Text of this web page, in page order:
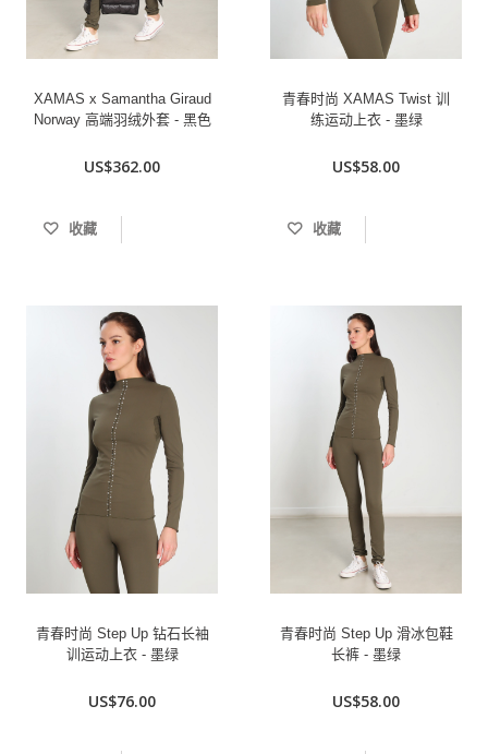
XAMAS x Samantha Giraud
Norway 高端羽绒外套 - 黑色
US$362.00
收藏
青春时尚 XAMAS Twist 训
练运动上衣 - 墨绿
US$58.00
收藏
青春时尚 Step Up 钻石长袖
训运动上衣 - 墨绿
US$76.00
青春时尚 Step Up 滑冰包鞋
长裤 - 墨绿
US$58.00